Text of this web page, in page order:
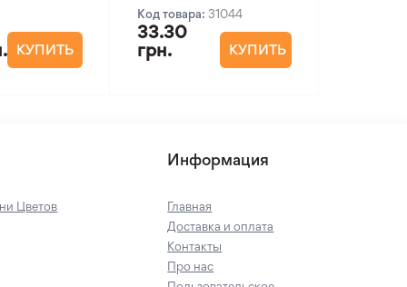
КУПИТЬ
Код товара: 31044
33.30
грн.
КУПИТЬ
Цветов
Информация
Главная
Доставка и оплата
Контакты
Про нас